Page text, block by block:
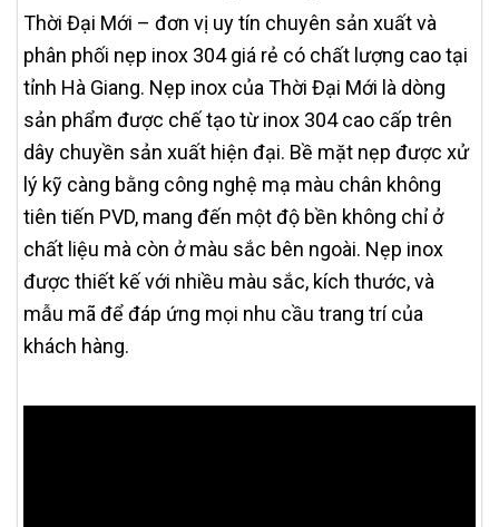
Thời Đại Mới – đơn vị uy tín chuyên sản xuất và
phân phối nẹp inox 304 giá rẻ có chất lượng cao tại
tỉnh Hà Giang. Nẹp inox của Thời Đại Mới là dòng
sản phẩm được chế tạo từ inox 304 cao cấp trên
dây chuyền sản xuất hiện đại. Bề mặt nẹp được xử
lý kỹ càng bằng công nghệ mạ màu chân không
tiên tiến PVD, mang đến một độ bền không chỉ ở
chất liệu mà còn ở màu sắc bên ngoài. Nẹp inox
được thiết kế với nhiều màu sắc, kích thước, và
mẫu mã để đáp ứng mọi nhu cầu trang trí của
khách hàng.